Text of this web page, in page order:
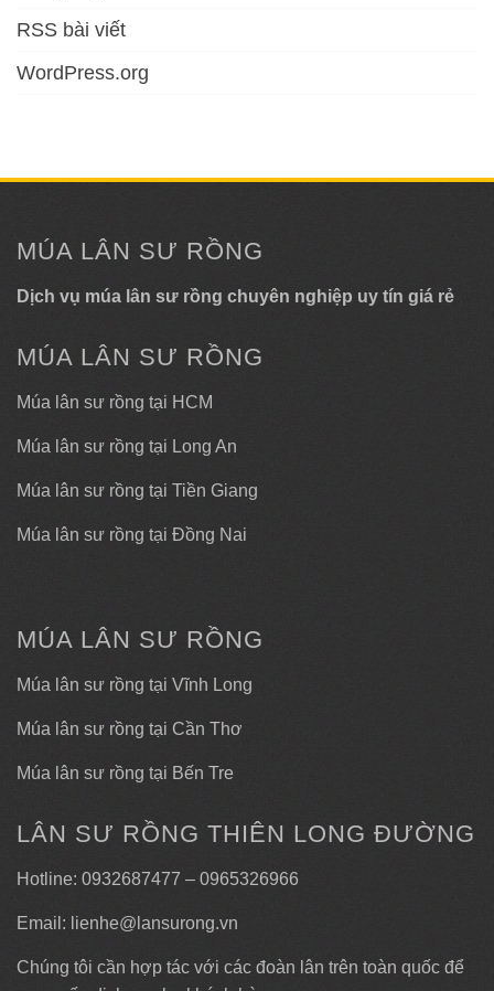
RSS bài viết
WordPress.org
MÚA LÂN SƯ RỒNG
Dịch vụ múa lân sư rồng chuyên nghiệp uy tín giá rẻ
MÚA LÂN SƯ RỒNG
Múa lân sư rồng tại HCM
Múa lân sư rồng tại Long An
Múa lân sư rồng tại Tiền Giang
Múa lân sư rồng tại Đồng Nai
MÚA LÂN SƯ RỒNG
Múa lân sư rồng tại Vĩnh Long
Múa lân sư rồng tại Cần Thơ
Múa lân sư rồng tại Bến Tre
LÂN SƯ RỒNG THIÊN LONG ĐƯỜNG
Hotline: 0932687477 – 0965326966
Email: lienhe@lansurong.vn
Chúng tôi cần hợp tác với các đoàn lân trên toàn quốc để